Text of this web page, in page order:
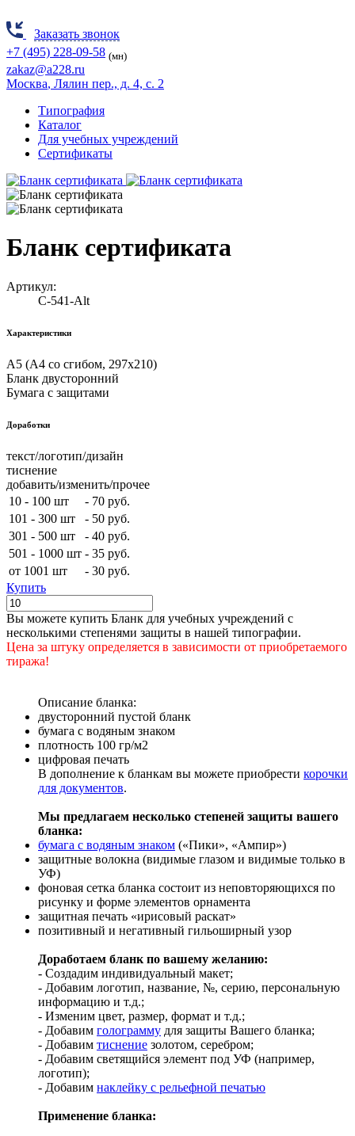
Заказать звонок
+7 (495) 228-09-58 (мн)
zakaz@a228.ru
Москва, Лялин пер., д. 4, с. 2
Типография
Каталог
Для учебных учреждений
Сертификаты
Бланк сертификата
Артикул:
С-541-Alt
Характеристики
А5 (А4 со сгибом, 297х210)
Бланк двусторонний
Бумага с защитами
Доработки
текст/логотип/дизайн
тиснение
добавить/изменить/прочее
10 - 100 шт
- 70 руб.
101 - 300 шт
- 50 руб.
301 - 500 шт
- 40 руб.
501 - 1000 шт - 35 руб.
от 1001 шт
- 30 руб.
Купить
Вы можете купить Бланк для учебных учреждений с
несколькими степенями защиты в нашей типографии.
Цена за штуку определяется в зависимости от приобретаемого
тиража!
Описание бланка:
двусторонний пустой бланк
бумага с водяным знаком
плотность 100 гр/м2
цифровая печать
В дополнение к бланкам вы можете приобрести корочки
для документов.
Мы предлагаем несколько степеней защиты вашего
бланка:
бумага с водяным знаком («Пики», «Ампир»)
защитные волокна (видимые глазом и видимые только в
УФ)
фоновая сетка бланка состоит из неповторяющихся по
рисунку и форме элементов орнамента
защитная печать «ирисовый раскат»
позитивный и негативный гильоширный узор
Доработаем бланк по вашему желанию:
- Создадим индивидуальный макет;
- Добавим логотип, название, №, серию, персональную
информацию и т.д.;
- Изменим цвет, размер, формат и т.д.;
- Добавим голограмму для защиты Вашего бланка;
- Добавим тиснение золотом, серебром;
- Добавим светящийся элемент под УФ (например,
логотип);
- Добавим наклейку с рельефной печатью
Применение бланка: